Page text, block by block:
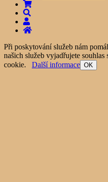
Při poskytování služeb nám
našich služeb vyjadřujete
cookie. Další informace